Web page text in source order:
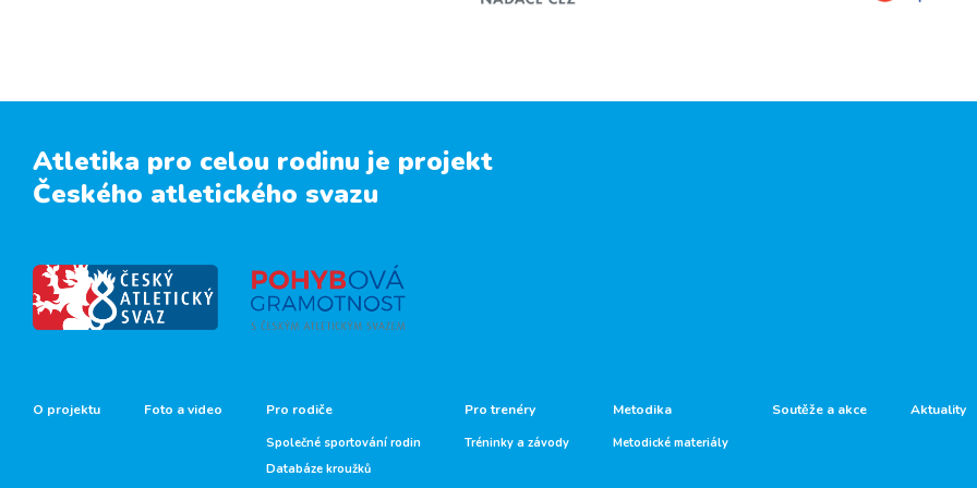
Atletika pro celou rodinu je projekt
Českého atletického svazu
O projektu Foto a video Pro rodiče
Společné sportování rodin
Databáze kroužků
Pro trenéry
Tréninky a závody
Metodika
Metodické materiály
Soutěže a akce Aktuality